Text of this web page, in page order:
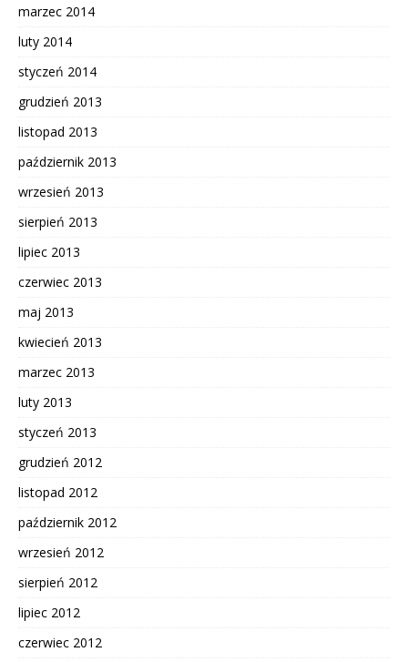
marzec 2014
luty 2014
styczeń 2014
grudzień 2013
listopad 2013
październik 2013
wrzesień 2013
sierpień 2013
lipiec 2013
czerwiec 2013
maj 2013
kwiecień 2013
marzec 2013
luty 2013
styczeń 2013
grudzień 2012
listopad 2012
październik 2012
wrzesień 2012
sierpień 2012
lipiec 2012
czerwiec 2012